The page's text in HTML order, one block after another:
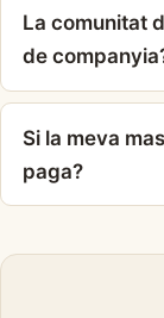
La comunitat
de
Si la meva
paga?